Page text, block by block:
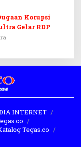
Korupsi
Gelar RDP
INTERNET
Tegas.co